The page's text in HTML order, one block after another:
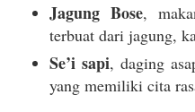
Jagung Bose,
terbuat dari jagung,
Se’i sapi, daging
yang memiliki cita